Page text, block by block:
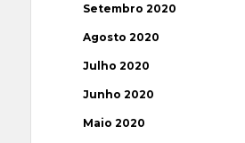
Setembro 2020
Agosto 2020
Julho 2020
Junho 2020
Maio 2020